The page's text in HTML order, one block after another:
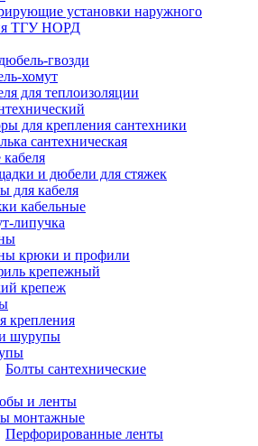
установки наружного
ТГУ НОРД
гвозди
хомут
для теплоизоляции
для крепления сантехники
сантехническая
и дюбели для стяжек
для кабеля
кабельные
липучка
крюки и профили
крепежный
крепеж
крепления
шурупы
Болты сантехнические
и ленты
монтажные
Перфорированные ленты